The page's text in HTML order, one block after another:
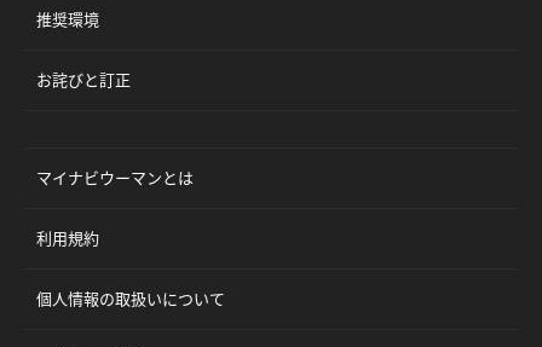
推奨環境
お詫びと訂正
マイナビウーマンとは
利用規約
個人情報の取扱いについて